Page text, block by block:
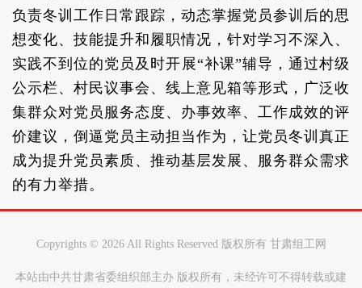
负责冬训工作日常跟踪，动态掌握党员参训后的思
想变化、技能提升和履职情况，针对学习不深入、
实践不到位的党员及时开展“补课”辅导，通过村级
公示栏、村民议事会、线上意见箱等形式，广泛收
集群众对党员服务态度、办事效率、工作成效的评
价建议，倒逼党员主动担当作为，让党员冬训真正
成为提升党员素质、推动基层发展、服务群众需求
的有力举措。
Copyrights © 2026 All Rights Reserved 版权所有 甘肃组工网
本站由中共甘肃省委组织部主办 版权所有，未经许可不得转载或建